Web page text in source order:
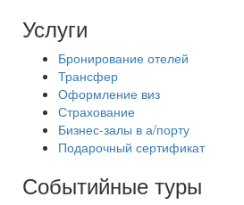
Услуги
Бронирование отелей
Трансфер
Оформление виз
Страхование
Бизнес-залы в а/порту
Подарочный сертификат
Событийные туры